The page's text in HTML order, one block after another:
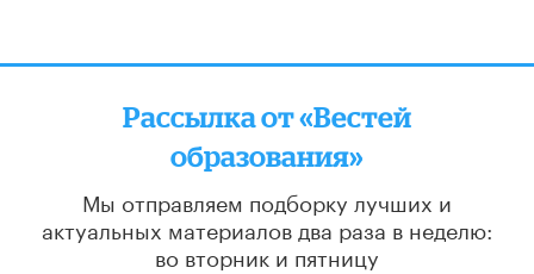
Рассылка от «Вестей
образования»
Мы отправляем подборку лучших и
актуальных материалов два раза в неделю:
во вторник и пятницу